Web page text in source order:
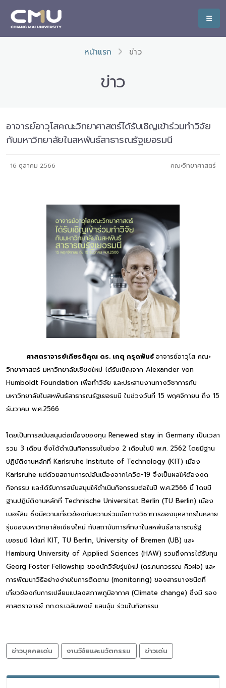
หน้าแรก ข่าว
ข่าว
อาจารย์อาวุโสคณะวิทยาศาสตร์ได้รับเชิญเข้าร่วมทำวิจัย
กับมหาวิทยาลัยในสหพันธ์สาธารณรัฐเยอรมนี
16 ตุลาคม 2566 คณะวิทยาศาสตร์
ศาสตราจารย์เกียรติคุณ ดร. เกตุ กรุดพันธ์อาจารย์อาวุโส คณะ
วิทยาศาสตร์ มหาวิทยาลัยเชียงใหม่ ได้รับเชิญจาก Alexander von
Humboldt Foundation เพื่อทำวิจัย และประสานงานทางวิชาการกับ
มหาวิทยาลัยในสหพันธ์สาธารณรัฐเยอรมนี ในช่วงวันที่ 15 พฤศจิกายน ถึง 15
ธันวาคม พ.ศ.2566
โดยเป็นการสนับสนุนต่อเนื่องของทุน Renewed stay in Germany เป็นเวลา
รวม 3 เดือน ซึ่งได้ดำเนินกิจกรรมในช่วง 2 เดือนในปี พ.ศ. 2562 โดยมีฐาน
ปฏิบัติงานหลักที่ Karlsruhe Institute of Technology (KIT) เมือง
Karlsruhe แต่ด้วยสถานการณ์อันเนื่องจากโควิด-19 จึงเป็นผลให้ต้องงด
กิจกรรม และได้รับการสนับสนุนให้ดำเนินกิจกรรมต่อในปี พ.ศ.2566 นี้ โดยมี
ฐานปฏิบัติงานหลักที่ Technische Universitat Berlin (TU Berlin) เมือง
เบอร์ลิน ซึ่งมีความเกี่ยวข้องกับความร่วมมือทางวิชาการของบุคลากรในหลาย
รุ่นของมหาวิทยาลัยเชียงใหม่ กับสถาบันการศึกษาในสหพันธ์สาธารณรัฐ
เยอรมนี ได้แก่ KIT, TU Berlin, University of Bremen (UB) และ
Hamburg University of Applied Sciences (HAW) รวมถึงการได้รับทุน
Georg Foster Fellowship ของนักวิจัยรุ่นใหม่ (ดร.กนกวรรณ คิวฝอ) และ
การพัฒนาวิธีอย่างง่ายในการติดตาม (monitoring) ของสารบางชนิดที่
เกี่ยวข้องกับการเปลี่ยนแปลงสภาพภูมิอากาศ (Climate change) ซึ่งมี รอง
ศาสตราจารย์ ภก.ดร.เฉลิมพงษ์ แสนจุ้ม ร่วมในกิจกรรม
ข่าวบุคคลเด่น งานวิจัยและนวัตกรรม ข่าวเด่น